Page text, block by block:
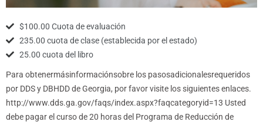
$100.00 Cuota de evaluación
235.00 cuota de clase (establecida por el estado)
25.00 cuota del libro
Para obtenermásinformaciónsobre los pasosadicionalesrequeridos
por DDS y DBHDD de Georgia, por favor visite los siguientes enlaces.
http://www.dds.ga.gov/faqs/index.aspx?faqcategoryid=13 Usted
debe pagar el curso de 20 horas del Programa de Reducción de